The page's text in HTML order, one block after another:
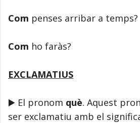
Com penses arribar a temps?
Com ho faràs?
EXCLAMATIUS
▶️ El pronom què. Aquest
ser exclamatiu amb el